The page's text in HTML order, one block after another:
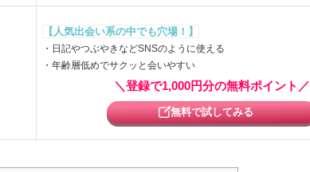
【人気出会い系の中でも穴場！】
・日記やつぶやきなどSNSのように使える
・年齢層低めでサクッと会いやすい
＼登録で1,000円分の無料ポイント／
無料で試してみる